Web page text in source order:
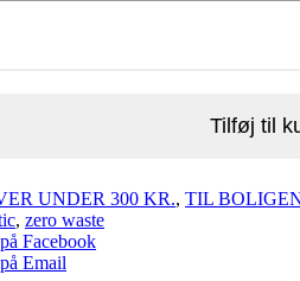
Tilføj til
UNDER 300 KR., TIL
, zero waste
Facebook
Email